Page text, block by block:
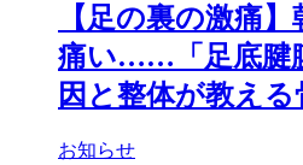
【足の裏の激痛
痛い……「足底腱
因と整体が教え
お知らせ